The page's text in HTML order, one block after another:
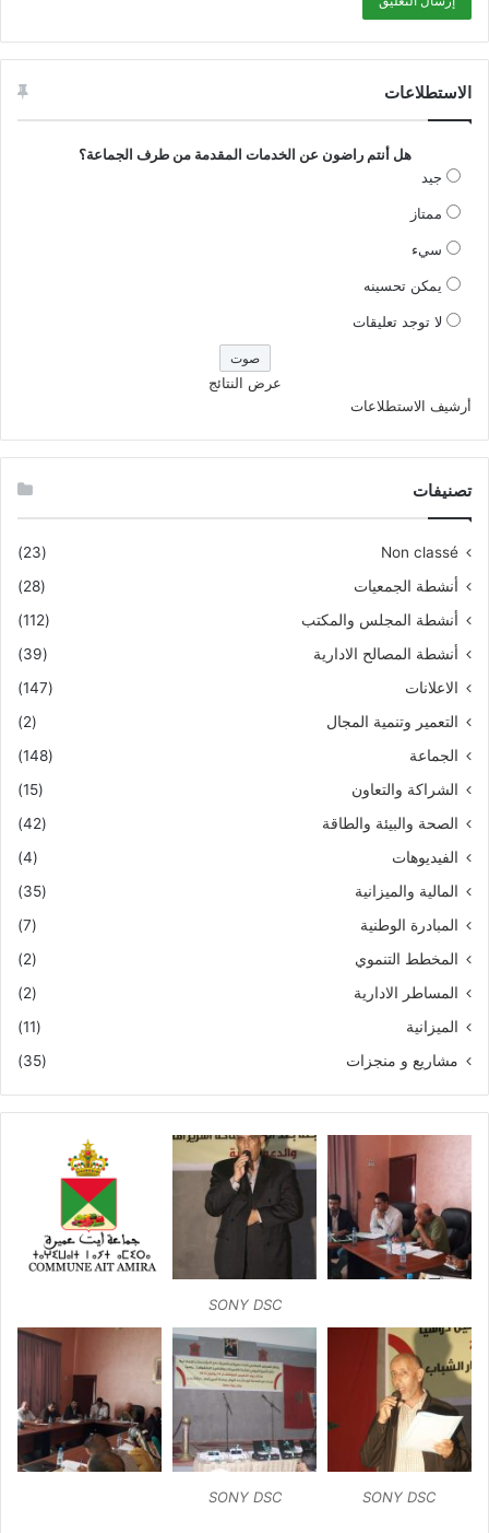
الاستطلاعات
هل أنتم راضون عن الخدمات المقدمة من طرف الجماعة؟
جيد
ممتاز
سيء
يمكن تحسينه
لا توجد تعليقات
عرض النتائج
أرشيف الاستطلاعات
تصنيفات
Non classé
(23)
أنشطة الجمعيات
(28)
أنشطة المجلس والمكتب
(112)
أنشطة المصالح الادارية
(39)
الاعلانات
(147)
التعمير وتنمية المجال
(2)
الجماعة
(148)
الشراكة والتعاون
(15)
الصحة والبيئة والطاقة
(42)
الفيديوهات
(4)
المالية والميزانية
(35)
المبادرة الوطنية
(7)
المخطط التنموي
(2)
المساطر الادارية
(2)
الميزانية
(11)
مشاريع و منجزات
(35)
SONY DSC
SONY DSC
SONY DSC